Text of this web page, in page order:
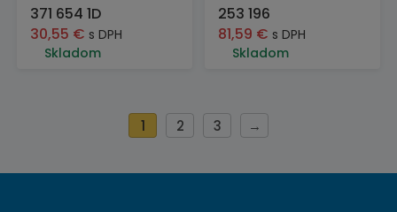
371 654 1D
30,55 € s DPH
Skladom
253 196
81,59 € s DPH
Skladom
1 2 3 →